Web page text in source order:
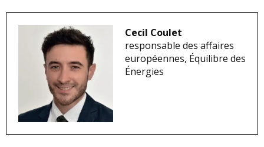
Cecil Coulet
responsable des affaires
européennes, Équilibre des
Énergies